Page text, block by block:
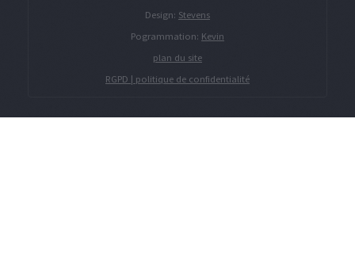
Design: Stevens
Pogrammation: Kevin
plan du site
RGPD | politique de confidentialité